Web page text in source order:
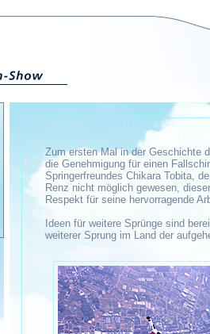
Zum ersten Mal in der Geschichte
die Genehmigung für einen
Springerfreundes Chikara Tobita,
Renz nicht möglich gewesen,
Respekt für seine hervorragende
Ideen für weitere Sprünge sind
weiterer Sprung im Land der